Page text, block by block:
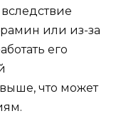
или из-за
его
что может